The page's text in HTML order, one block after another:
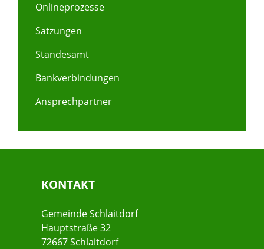
Onlineprozesse
Satzungen
Standesamt
Bankverbindungen
Ansprechpartner
KONTAKT
Gemeinde Schlaitdorf
Hauptstraße 32
72667 Schlaitdorf